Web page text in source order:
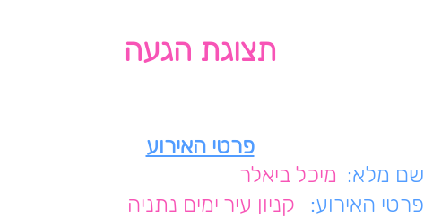
תצוגת הגעה
פרטי האירוע
שם מלא: מיכל ביאלר
קניון עיר ימים נתניה
פרטי האירוע: